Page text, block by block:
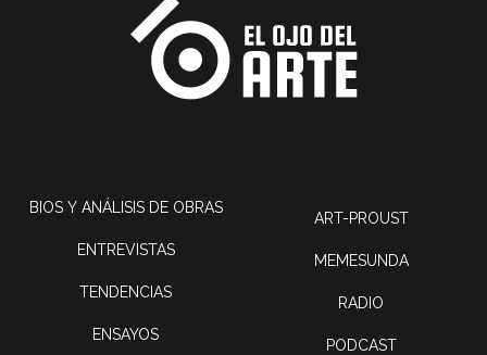
BIOS Y ANÁLISIS DE OBRAS
ENTREVISTAS
TENDENCIAS
ENSAYOS
ART-PROUST
MEMESUNDA
RADIO
PODCAST